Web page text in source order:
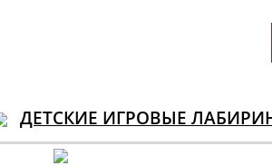
ДЕТСКИЕ ИГРОВЫЕ